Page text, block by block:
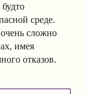
среде.
сложно
имея
отказов.